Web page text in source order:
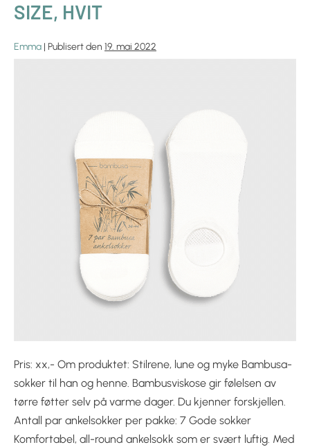
SIZE, HVIT
Emma | Publisert den 19. mai 2022
Pris: xx,- Om produktet: Stilrene, lune og myke Bambusa-
sokker til han og henne. Bambusviskose gir følelsen av
tørre føtter selv på varme dager. Du kjenner forskjellen.
Antall par ankelsokker per pakke: 7 Gode sokker
Komfortabel, all-round ankelsokk som er svært luftig. Med